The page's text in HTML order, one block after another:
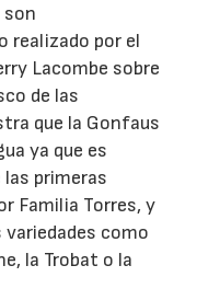
realizado por el
Lacombe sobre
de las
que la Gonfaus
ya que es
las primeras
Familia Torres, y
como
la Trobat o la